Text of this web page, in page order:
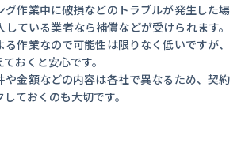
グ作業中に破損などのトラブルが発生した場
ている業者なら補償などが受けられます。
作業なので可能性は限りなく低いですが、
おくと安心です。
や金額などの内容は各社で異なるため、契約
ておくのも大切です。